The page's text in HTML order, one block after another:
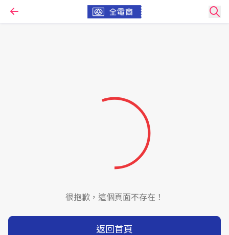
很抱歉，這個頁面不存在！
返回首頁